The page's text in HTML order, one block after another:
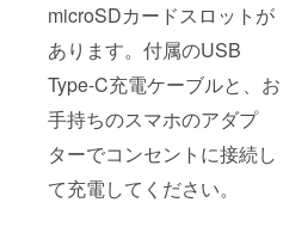
microSDカードスロットが
あります。付属のUSB
Type-C充電ケーブルと、お
手持ちのスマホのアダプ
ターでコンセントに接続し
て充電してください。